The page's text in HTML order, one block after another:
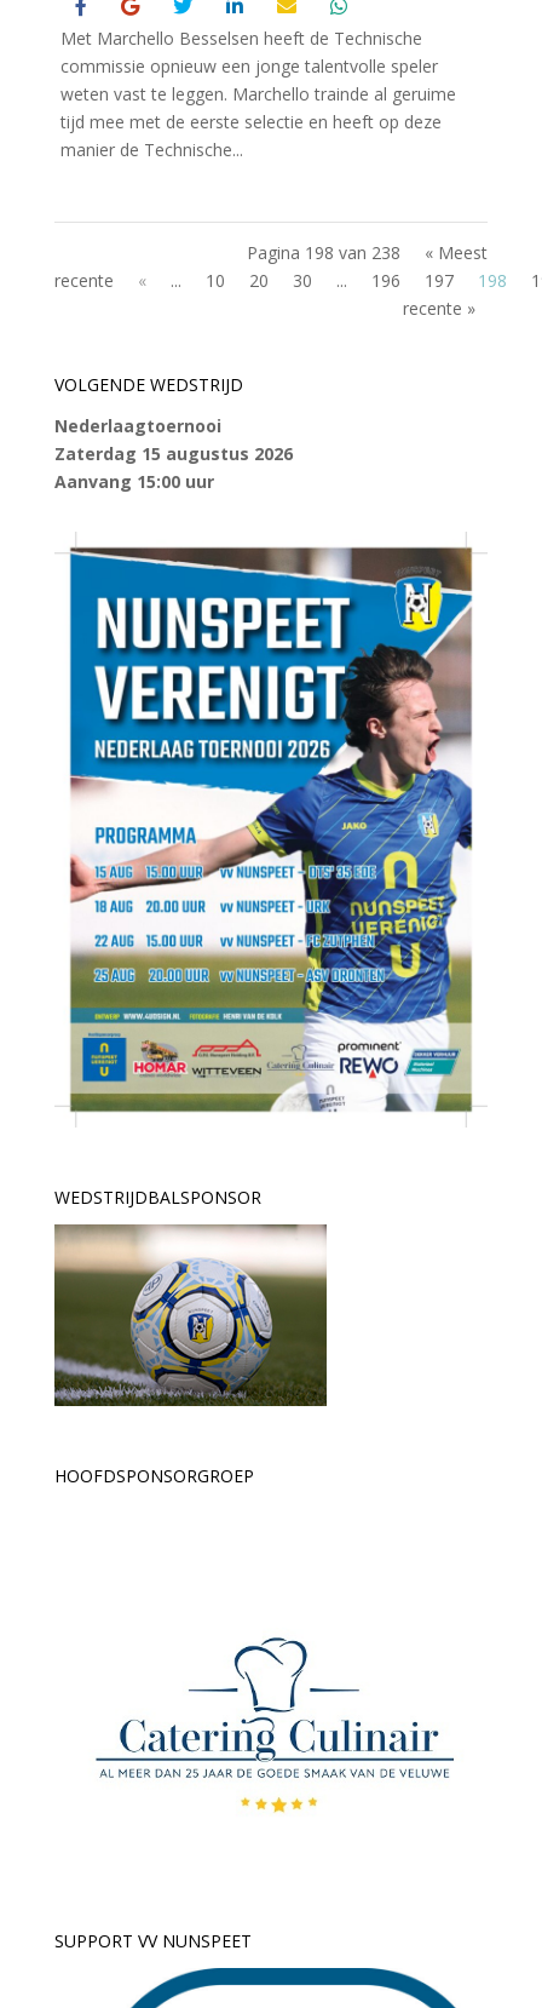
Met Marchello Besselsen heeft de Technische
commissie opnieuw een jonge talentvolle speler
weten vast te leggen. Marchello trainde al geruime
tijd mee met de eerste selectie en heeft op deze
manier de Technische...
Pagina 198 van 238
« Meest
recente
« ... 10 20 30 ... 196 197 198
recente »
VOLGENDE WEDSTRIJD
Nederlaagtoernooi
Zaterdag 15 augustus 2026
Aanvang 15:00 uur
WEDSTRIJDBALSPONSOR
HOOFDSPONSORGROEP
SUPPORT VV NUNSPEET